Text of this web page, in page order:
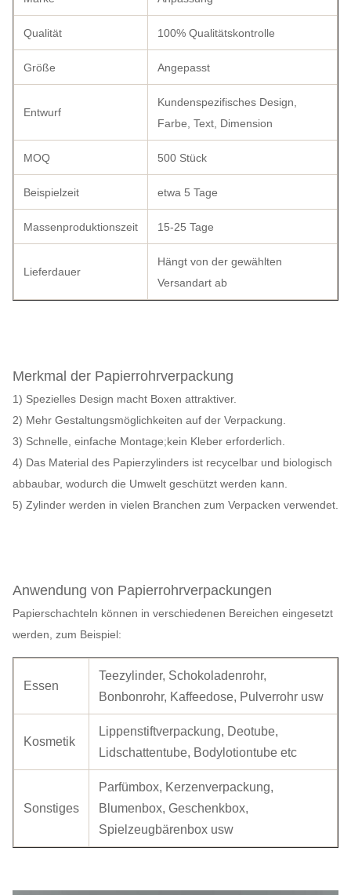
Qualität 100% Qualitätskontrolle
Größe Angepasst
Entwurf
Kundenspezifisches Design,
Farbe, Text, Dimension
MOQ 500 Stück
Beispielzeit etwa 5 Tage
Massenproduktionszeit 15-25 Tage
Lieferdauer
Hängt von der gewählten
Versandart ab
Merkmal der Papierrohrverpackung
1) Spezielles Design macht Boxen attraktiver.
2) Mehr Gestaltungsmöglichkeiten auf der Verpackung.
3) Schnelle, einfache Montage;kein Kleber erforderlich.
4) Das Material des Papierzylinders ist recycelbar und biologisch
abbaubar, wodurch die Umwelt geschützt werden kann.
5) Zylinder werden in vielen Branchen zum Verpacken verwendet.
Anwendung von Papierrohrverpackungen
Papierschachteln können in verschiedenen Bereichen eingesetzt
werden, zum Beispiel:
Essen
Teezylinder, Schokoladenrohr,
Bonbonrohr, Kaffeedose, Pulverrohr usw
Kosmetik
Lippenstiftverpackung, Deotube,
Lidschattentube, Bodylotiontube etc
Sonstiges
Parfümbox, Kerzenverpackung,
Blumenbox, Geschenkbox,
Spielzeugbärenbox usw